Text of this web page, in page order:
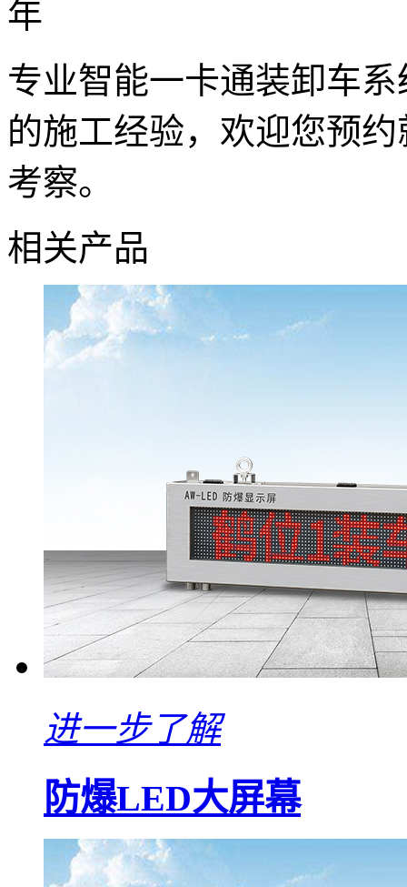
专业智能一卡通装卸车
的施工经验，欢迎您预
考察。
相关产品
进一步了解
防爆LED大屏幕